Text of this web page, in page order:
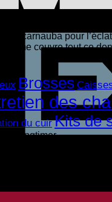
produits Tapir ! Chez
de carnauba pour
couvre tout ce
Brosses
des
du cuir Kits de
Youngtimer